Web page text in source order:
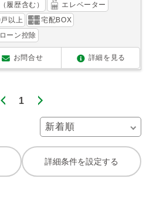
履歴含む）
エレベーター
以上
宅配BOX
ーン控除
お問合せ 詳細を見る
1
詳細条件を設定する